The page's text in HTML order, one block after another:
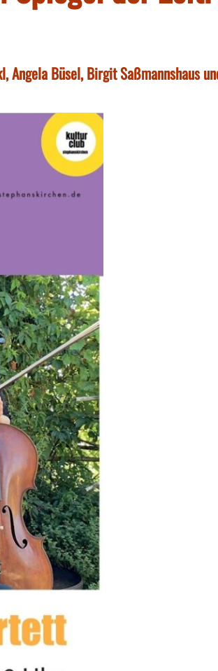
Angela Büsel, Birgit Saßmannshaus